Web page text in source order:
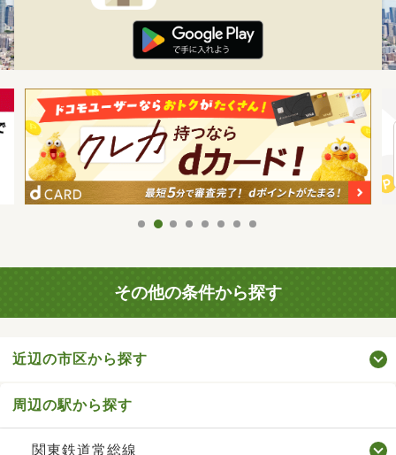
その他の条件から探す
近辺の市区から探す
周辺の駅から探す
関東鉄道常総線